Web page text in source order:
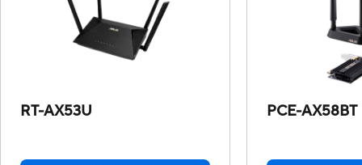
RT-AX53U PCE-AX58BT